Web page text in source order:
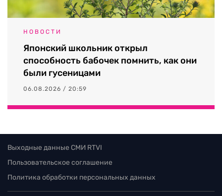
НОВОСТИ
Японский школьник открыл
способность бабочек помнить, как они
были гусеницами
06.08.2026 / 20:59
Выходные данные СМИ RTVI
Пользовательское соглашение
Политика обработки персональных данных